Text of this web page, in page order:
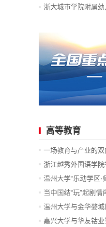
浙大城市学院附属幼
高等教育
一场教育与产业的
业...
浙江越秀外国语学
体...
温州大学“乐动学区·
当中国结“玩”起剧情
温州大学与金华婺
育...
嘉兴大学与华友钴